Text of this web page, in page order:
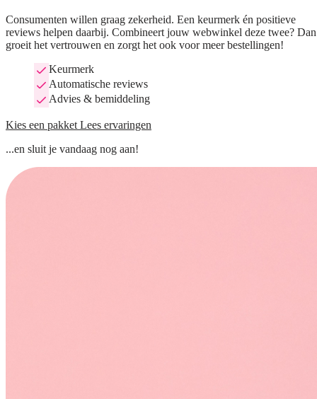
Consumenten willen graag zekerheid. Een keurmerk én positieve
reviews helpen daarbij. Combineert jouw webwinkel deze twee? Dan
groeit het vertrouwen en zorgt het ook voor meer bestellingen!
Keurmerk
Automatische reviews
Advies & bemiddeling
Kies een pakket Lees ervaringen
...en sluit je vandaag nog aan!